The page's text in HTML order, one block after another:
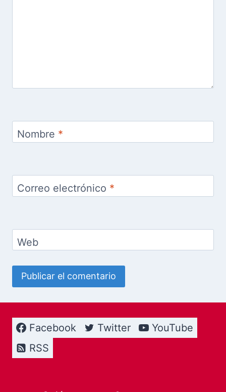
Nombre *
Correo electrónico *
Web
Facebook Twitter
YouTube
RSS